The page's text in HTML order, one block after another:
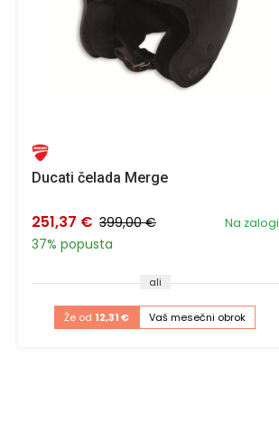
Ducati čelada Merge
Na zalogi
251,37 € 399,00 €
37% popusta
ali
Že od 12,31 € Vaš mesečni obrok